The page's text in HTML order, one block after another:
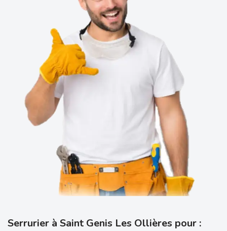
Serrurier à Saint Genis Les Ollières pour :